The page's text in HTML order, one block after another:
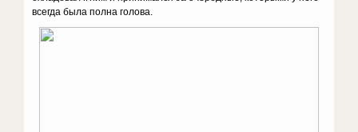
всегда была полна голова.